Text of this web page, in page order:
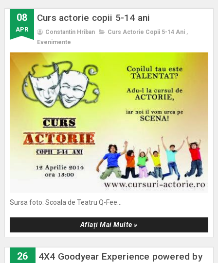
08
APR
Curs actorie copii 5-14 ani
Constantin Hriban Curs Actorie Copii 5-14 Ani ,
Evenimente
Sursa foto: Scoala de Teatru Q-Fee...
Aflați Mai Multe »
26
4X4 Goodyear Experience powered by